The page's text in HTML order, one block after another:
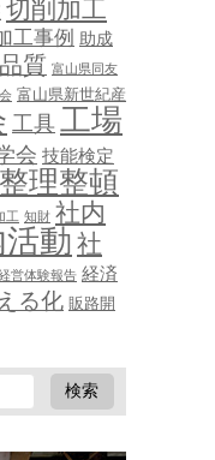
切削加工
工事例 助成
品質 富山県同友
富山県新世紀産
工具 工場
会 技能検定
整理整頓
工 知財 社内
動 社
営体験報告 経済
る化 販路開